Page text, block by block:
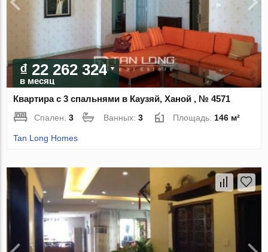
₫ 22 262 324
в месяц
Квартира с 3 спальнями в Каузяй, Ханой , № 4571
Спален:3 Ванных:3 Площадь:146 м²
Tan Long Homes